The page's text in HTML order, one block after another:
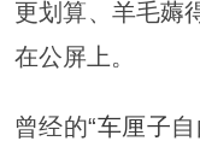
更划算、羊毛薅
在公屏上。
曾经的“车厘子